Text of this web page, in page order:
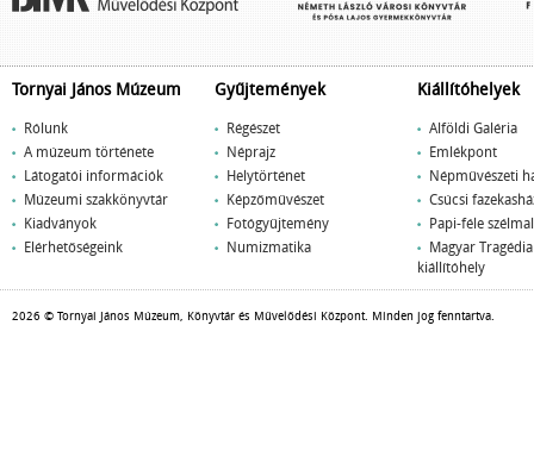
Tornyai János Múzeum
Rólunk
A múzeum története
Látogatói információk
Múzeumi szakkönyvtár
Kiadványok
Elérhetőségeink
Gyűjtemények
Régészet
Néprajz
Helytörténet
Képzőművészet
Fotógyűjtemény
Numizmatika
Kiállítóhelyek
Alföldi Galéria
Emlékpont
Népművészeti
Csúcsi
Papi-féle
Magyar
kiállítóhely
2026 © Tornyai János Múzeum, Könyvtár és Művelődési Központ. Minden jog fenntartva.